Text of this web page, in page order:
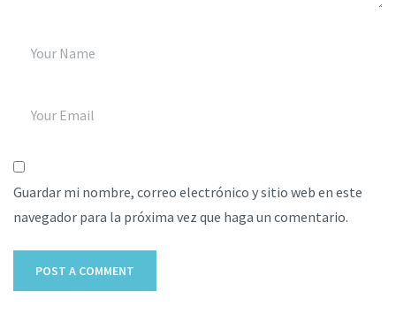
Guardar mi nombre, correo electrónico y sitio web en este
navegador para la próxima vez que haga un comentario.